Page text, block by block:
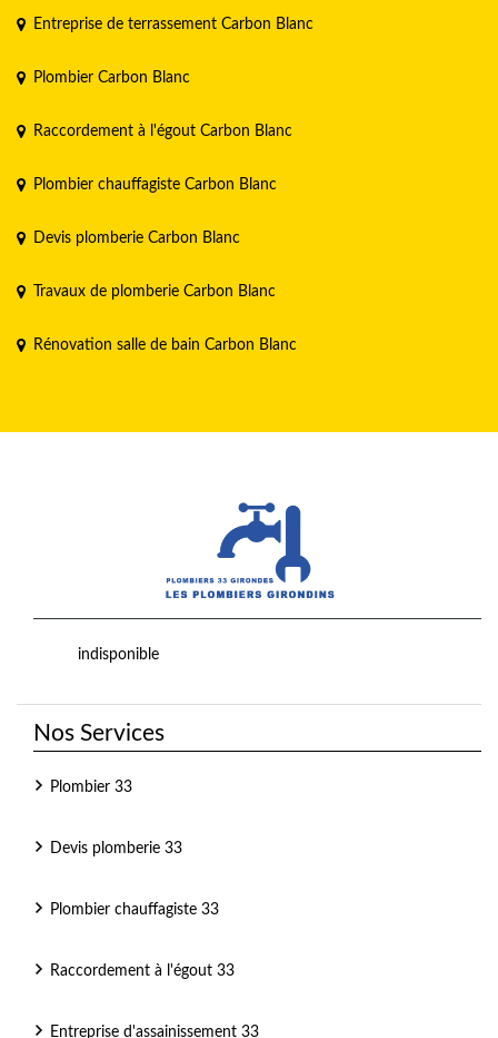
Entreprise de terrassement Carbon Blanc
Plombier Carbon Blanc
Raccordement à l'égout Carbon Blanc
Plombier chauffagiste Carbon Blanc
Devis plomberie Carbon Blanc
Travaux de plomberie Carbon Blanc
Rénovation salle de bain Carbon Blanc
indisponible
Nos Services
Plombier 33
Devis plomberie 33
Plombier chauffagiste 33
Raccordement à l'égout 33
Entreprise d'assainissement 33